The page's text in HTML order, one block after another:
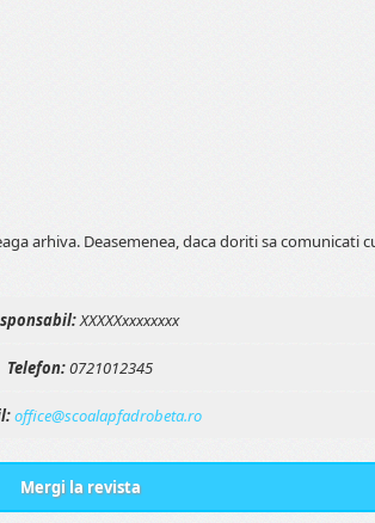
arhiva. Deasemenea, daca doriti sa comunicati
XXXXXxxxxxxxx
Telefon:0721012345
office@scoalapfadrobeta.ro
Mergi la revista